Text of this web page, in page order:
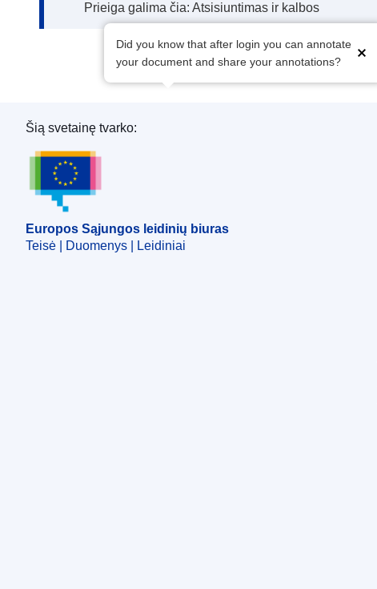
Prieiga galima čia: Atsisiuntimas ir kalbos
Did you know that after login you can annotate
your document and share your annotations?
Europos Sąjungos leidinių biuras
Šią svetainę tvarko:
Europos Sąjungos leidinių biuras
Teisė | Duomenys | Leidiniai